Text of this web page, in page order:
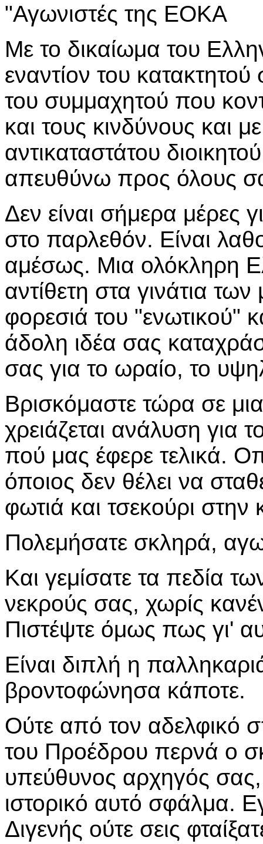
"Αγωνιστές της ΕΟΚΑ
Με το δικαίωμα του
εναντίον του
του συμμαχητού που
και τους κινδύνους και
αντικαταστάτου
απευθύνω προς όλους
Δεν είναι σήμερα μέρες
στο παρλεθόν. Είναι
αμέσως. Μια ολόκληρη
αντίθετη στα γινάτια
φορεσιά του "ενωτικού"
άδολη ιδέα σας
σας για το ωραίο, το
Βρισκόμαστε τώρα σε
χρειάζεται ανάλυση για
πού μας έφερε τελικά.
όποιος δεν θέλει να
φωτιά και τσεκούρι στην
Πολεμήσατε σκληρά,
Και γεμίσατε τα πεδία
νεκρούς σας, χωρίς
Πιστέψτε όμως πως γι'
Είναι διπλή η
βροντοφώνησα κάποτε.
Ούτε από τον αδελφικό
του Προέδρου περνά ο
υπεύθυνος αρχηγός
ιστορικό αυτό σφάλμα.
Διγενής ούτε σεις